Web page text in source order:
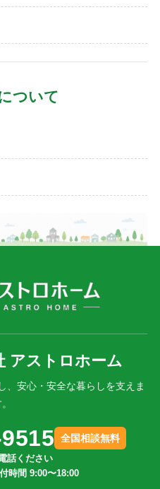
ついて
アストロホーム
、安心・安全な暮らしを支えま
全国相談無料
話ください
時間 9:00〜18:00